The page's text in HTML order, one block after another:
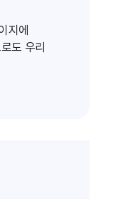
지에
도 우리